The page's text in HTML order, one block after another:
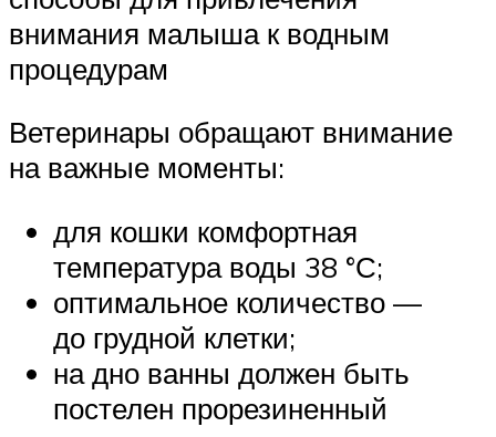
внимания малыша к водным
процедурам
Ветеринары обращают внимание
на важные моменты:
для кошки комфортная
температура воды 38 °С;
оптимальное количество —
до грудной клетки;
на дно ванны должен быть
постелен прорезиненный